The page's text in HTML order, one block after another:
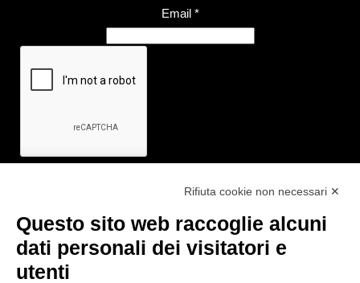
Email *
Link utili
- Ufficio di informazione e accoglienza turistica di Maranello, Fiorano
Rifiuta cookie non necessari ✕
Questo sito web raccoglie alcuni
dati personali dei visitatori e
utenti